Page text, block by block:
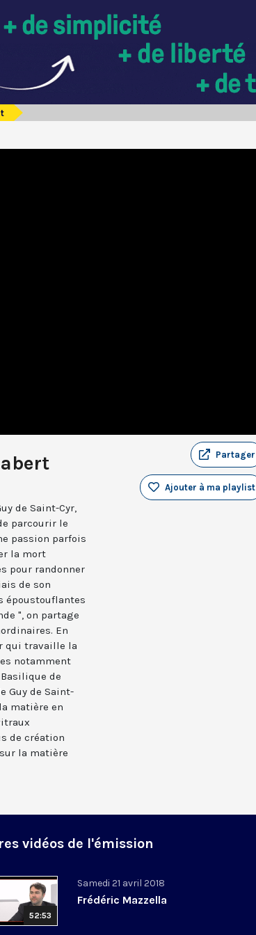
Partager
Ajouter à ma playlist
de Saint-Cyr,
parcourir le
passion parfois
la mort
pour randonner
de son
époustouflantes
", on partage
En
qui travaille la
notamment
de
Guy de Saint-
matière en
de création
la matière
vidéos de l'émission
52:53
Samedi 21 avril 2018
Frédéric Mazzella